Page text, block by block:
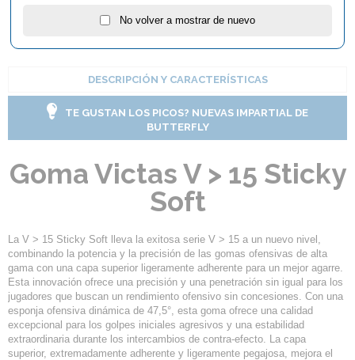
DESCRIPCIÓN Y CARACTERÍSTICAS
TE GUSTAN LOS PICOS? NUEVAS IMPARTIAL DE
BUTTERFLY
Goma Victas V > 15 Sticky
Soft
La V > 15 Sticky Soft lleva la exitosa serie V > 15 a un nuevo nivel,
combinando la potencia y la precisión de las gomas ofensivas de alta
gama con una capa superior ligeramente adherente para un mejor agarre.
Esta innovación ofrece una precisión y una penetración sin igual para los
jugadores que buscan un rendimiento ofensivo sin concesiones. Con una
esponja ofensiva dinámica de 47,5°, esta goma ofrece una calidad
excepcional para los golpes iniciales agresivos y una estabilidad
extraordinaria durante los intercambios de contra-efecto. La capa
superior, extremadamente adherente y ligeramente pegajosa, mejora el
No volver a mostrar de nuevo